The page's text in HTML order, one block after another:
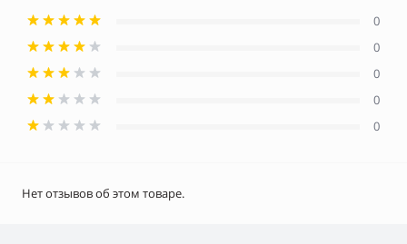
0
0
0
0
0
Нет отзывов об этом товаре.